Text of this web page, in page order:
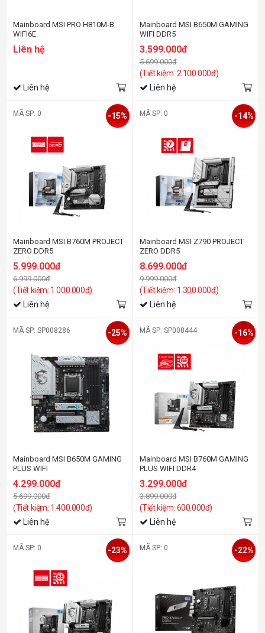
Mainboard MSI PRO H810M-B
WIFI6E
Liên hệ
Liên hệ
Mainboard MSI B650M GAMING
WIFI DDR5
3.599.000đ
5.699.000đ
(Tiết kiệm: 2.100.000đ)
Liên hệ
MÃ SP: 0
Mainboard MSI B760M PROJECT
ZERO DDR5
5.999.000đ
6.999.000đ
(Tiết kiệm: 1.000.000đ)
-15%
Liên hệ
MÃ SP: 0
Mainboard MSI Z790 PROJECT
ZERO DDR5
8.699.000đ
9.999.000đ
(Tiết kiệm: 1.300.000đ)
-14%
Liên hệ
MÃ SP: SP008286
Mainboard MSI B650M GAMING
PLUS WIFI
4.299.000đ
5.699.000đ
(Tiết kiệm: 1.400.000đ)
-25%
Liên hệ
MÃ SP: SP008444
Mainboard MSI B760M GAMING
PLUS WIFI DDR4
3.299.000đ
3.899.000đ
(Tiết kiệm: 600.000đ)
-16%
Liên hệ
MÃ SP: 0 -23% MÃ SP: 0 -22%